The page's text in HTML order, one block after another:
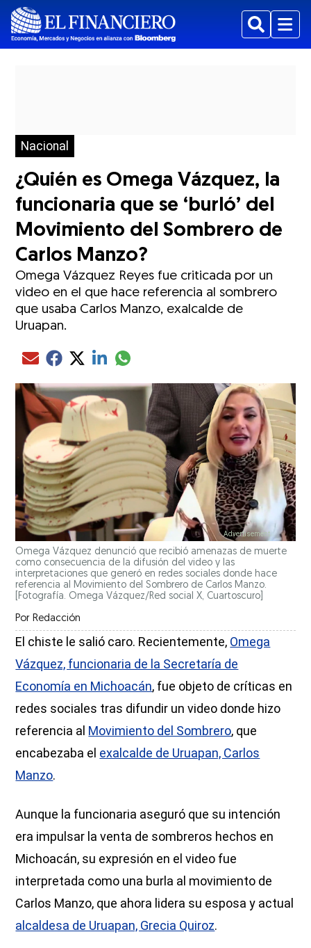
BuscarMenu
Nacional
¿Quién es Omega Vázquez, la
funcionaria que se ‘burló’ del
Movimiento del Sombrero de
Carlos Manzo?
Omega Vázquez Reyes fue criticada por un
video en el que hace referencia al sombrero
que usaba Carlos Manzo, exalcalde de
Uruapan.
Compartir el artículo actual mediante Email
Compartir el artículo actual mediante Facebook
Compartir el artículo actual mediante Twitter
Compartir el artículo actual mediante LinkedIn
Compartir el artículo actual mediante
Omega Vázquez denunció que recibió amenazas de muerte
como consecuencia de la difusión del video y las
interpretaciones que generó en redes sociales donde hace
referencia al Movimiento del Sombrero de Carlos Manzo.
[Fotografía. Omega Vázquez/Red social X, Cuartoscuro]
Por Redacción
El chiste le salió caro. Recientemente, Omega
Vázquez, funcionaria de la Secretaría de
Economía en Michoacán, fue objeto de críticas en
redes sociales tras difundir un video donde hizo
referencia al Movimiento del Sombrero, que
encabezaba el exalcalde de Uruapan, Carlos
Manzo.
Aunque la funcionaria aseguró que su intención
era impulsar la venta de sombreros hechos en
Michoacán, su expresión en el video fue
interpretada como una burla al movimiento de
Carlos Manzo, que ahora lidera su esposa y actual
alcaldesa de Uruapan, Grecia Quiroz.